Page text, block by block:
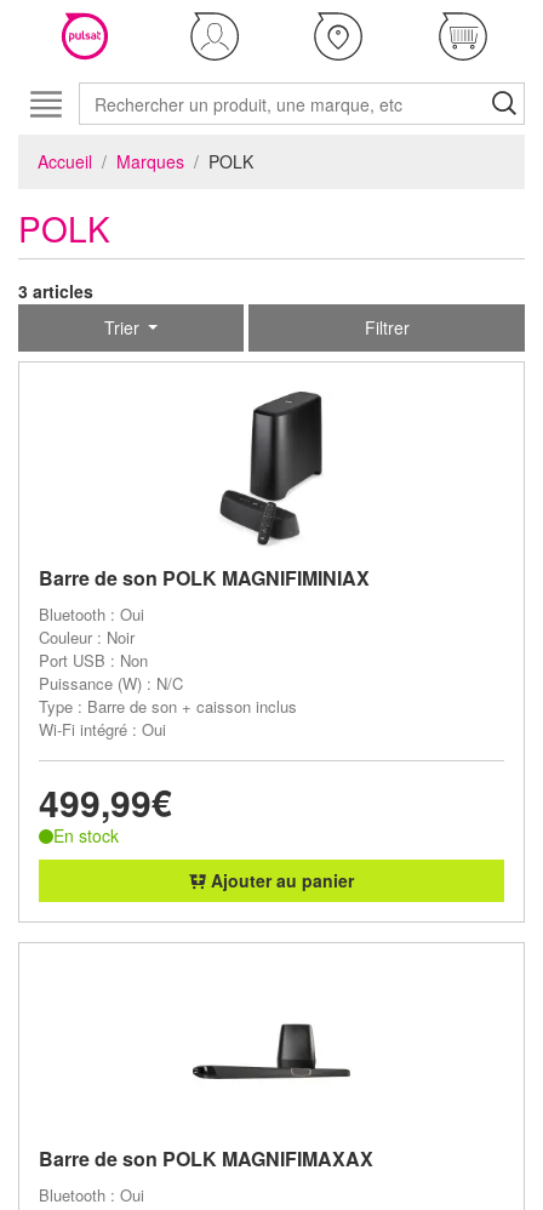
Accueil Marques POLK
POLK
3 articles
Trier
Filtrer
Barre de son POLK MAGNIFIMINIAX
Bluetooth : Oui
Couleur : Noir
Port USB : Non
Puissance (W) : N/C
Type : Barre de son + caisson inclus
Wi-Fi intégré : Oui
499,99€
En stock
Ajouter au panier
Barre de son POLK MAGNIFIMAXAX
Bluetooth : Oui